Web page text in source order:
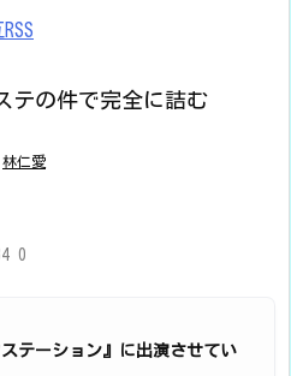
テの件で完全に詰む
林仁愛
0
テーション』に出演させてい